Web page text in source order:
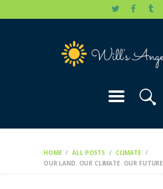
HOME ALL POSTS
CLIMATE
OUR LAND. OUR CLIMATE. OUR FUTURE
OUR CAUSES